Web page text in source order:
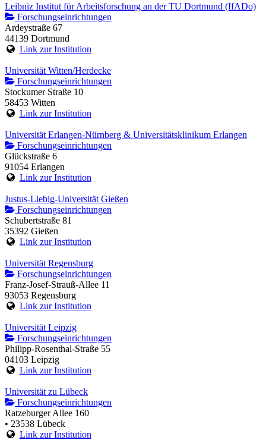
Leibniz Institut für Arbeitsforschung an der TU Dortmund (IfADo)
Forschungseinrichtungen
Ardeystraße 67
44139 Dortmund
Link zur Institution
Universität Witten/Herdecke
Forschungseinrichtungen
Stockumer Straße 10
58453 Witten
Link zur Institution
Universität Erlangen-Nürnberg & Universitätsklinikum Erlangen
Forschungseinrichtungen
Glückstraße 6
91054 Erlangen
Link zur Institution
Justus-Liebig-Universität Gießen
Forschungseinrichtungen
Schubertstraße 81
35392 Gießen
Link zur Institution
Universität Regensburg
Forschungseinrichtungen
Franz-Josef-Strauß-Allee 11
93053 Regensburg
Link zur Institution
Universität Leipzig
Forschungseinrichtungen
Philipp-Rosenthal-Straße 55
04103 Leipzig
Link zur Institution
Universität zu Lübeck
Forschungseinrichtungen
Ratzeburger Allee 160
• 23538 Lübeck
Link zur Institution